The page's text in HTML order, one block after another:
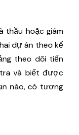
thầu hoặc giám
dự án theo kế
theo dõi tiến
và biết được
nào, có tương